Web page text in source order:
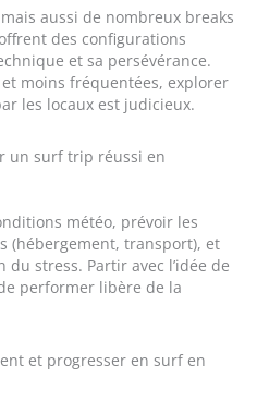
aussi de nombreux breaks
des configurations
et sa persévérance.
moins fréquentées, explorer
les locaux est judicieux.
un surf trip réussi en
météo, prévoir les
(hébergement, transport), et
stress. Partir avec l’idée de
performer libère de la
et progresser en surf en